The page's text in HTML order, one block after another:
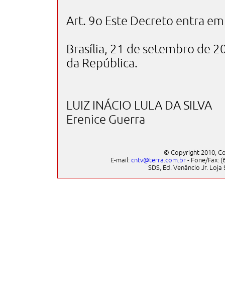
Art. 9o Este Decreto entra
Brasília, 21 de setembro de
da República.
LUIZ INÁCIO LULA DA SILVA
Erenice Guerra
© Copyright 2010,
E-mail: cntv@terra.com.br- Fone/Fax:
SDS, Ed. Venâncio Jr. Loja